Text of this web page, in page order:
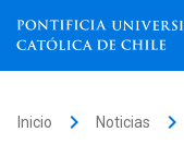
Inicio keyboard_arrow_right Noticias keyboard_arrow_right